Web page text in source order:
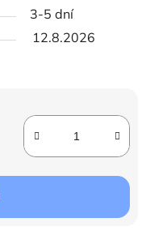
3-5 dní
12.8.2026